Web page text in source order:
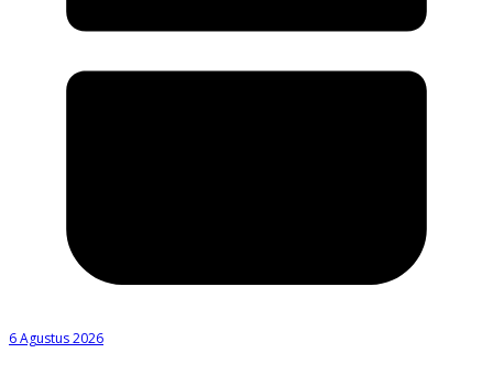
6 Agustus 2026